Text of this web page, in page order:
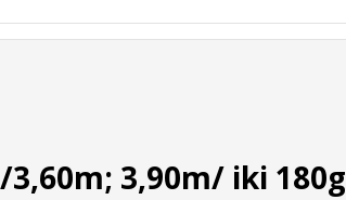
3,60m; 3,90m/ iki 180g